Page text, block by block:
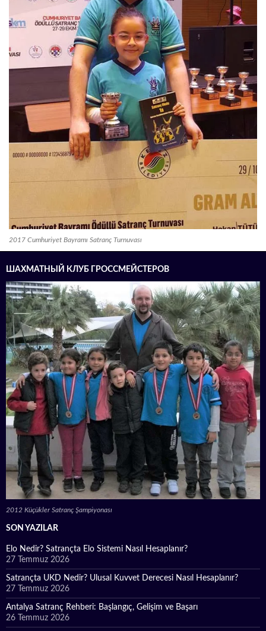
2017 Cumhuriyet Bayramı Satranç Turnuvası
ШАХМАТНЫЙ КЛУБ ГРОССМЕЙСТЕРОВ
2012 Küçükler Satranç Şampiyonası
SON YAZILAR
Elo Nedir? Satrançta Elo Sistemi Nasıl Hesaplanır?
27 Temmuz 2026
Satrançta UKD Nedir? Ulusal Kuvvet Derecesi Nasıl Hesaplanır?
27 Temmuz 2026
Antalya Satranç Rehberi: Başlangıç, Gelişim ve Başarı
26 Temmuz 2026